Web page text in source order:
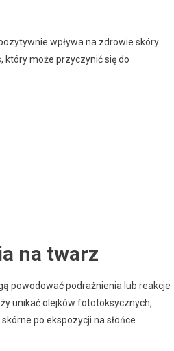
wpływa na zdrowie skóry.
który może przyczynić się do
na twarz
powodować podrażnienia lub reakcje
unikać olejków fototoksycznych,
po ekspozycji na słońce.